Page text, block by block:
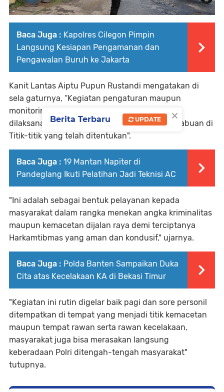
Baca Juga : Kapolres Cilegon Pimpin
Langsung Kesiapan Pengamanan dan
Pengawalan Buruh ke Jakarta
Kanit Lantas Aiptu Pupun Rustandi mengatakan di
sela gaturnya, “Kegiatan pengaturan maupun
monitoring giat masyarakat di pagi hari, rutin
dilaksanakan oleh Personil unit lantas Polsek labuan di
Titik-titik yang telah ditentukan".
Baca Juga : 19 Mantan Napiter di
Pandeglang Ikuti Pelatihan Jadi Teknisi AC
"Ini adalah sebagai bentuk pelayanan kepada
masyarakat dalam rangka menekan angka kriminalitas
maupun kemacetan dijalan raya demi terciptanya
Harkamtibmas yang aman dan kondusif," ujarnya.
Baca Juga : Polda Banten Sampaikan Duka
Cita atas Kecelakaan KA di Bekasi Timur
"Kegiatan ini rutin digelar baik pagi dan sore personil
ditempatkan di tempat yang menjadi titik kemacetan
maupun tempat rawan serta rawan kecelakaan,
masyarakat juga bisa merasakan langsung
keberadaan Polri ditengah-tengah masyarakat"
tutupnya.
×
Berita Terbaru UPDATE